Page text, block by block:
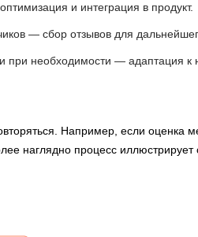
и интеграция в продукт.
— сбор отзывов для
при необходимости — адаптация
Например, если оценка
наглядно процесс